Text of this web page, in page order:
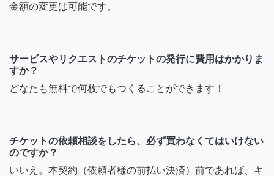
金額の変更は可能です。
サービスやリクエストのチケットの発行に費用はかかりま
すか？
どなたも無料で何枚でもつくることができます！
チケットの依頼相談をしたら、必ず買わなくてはいけない
のですか？
いいえ。本契約（依頼者様の前払い決済）前であれば、キ